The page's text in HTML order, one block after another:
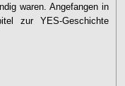
waren. Angefangen in
zur YES-Geschichte